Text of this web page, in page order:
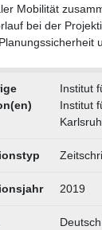
Mobilität
bei der
Institut
Institut
2019
Deutsch